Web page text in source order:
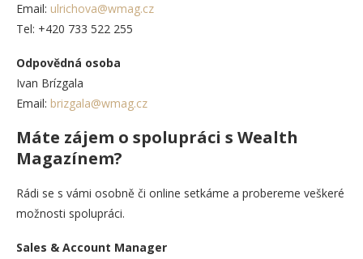
Email: ulrichova@wmag.cz
Tel: +420 733 522 255
Odpovědná osoba
Ivan Brízgala
Email: brizgala@wmag.cz
Máte zájem o spolupráci s Wealth
Magazínem?
Rádi se s vámi osobně či online setkáme a probereme veškeré
možnosti spolupráci.
Sales & Account Manager